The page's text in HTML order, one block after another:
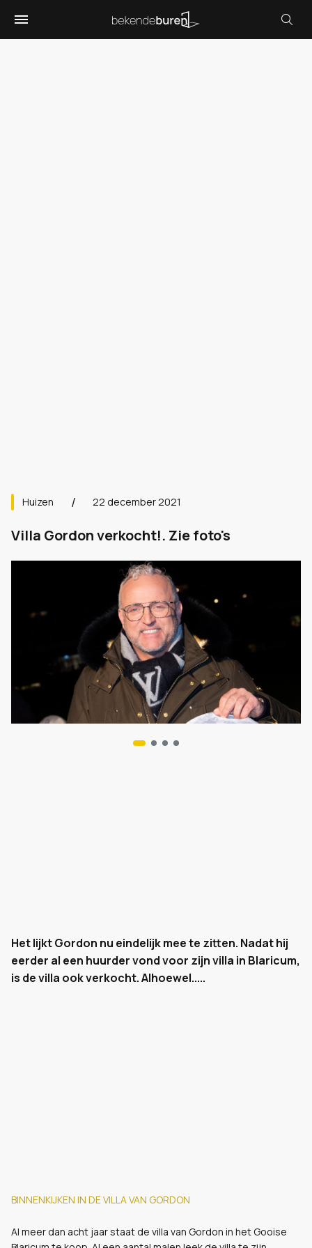
Huizen 22 december 2021
Villa Gordon verkocht!. Zie foto's
Het lijkt Gordon nu eindelijk mee te zitten. Nadat hij
eerder al een huurder vond voor zijn villa in Blaricum,
is de villa ook verkocht. Alhoewel.....
BINNENKIJKEN IN DE VILLA VAN GORDON
Al meer dan acht jaar staat de villa van Gordon in het Gooise